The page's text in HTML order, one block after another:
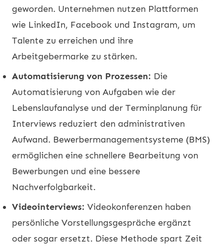
geworden. Unternehmen nutzen Plattformen
wie LinkedIn, Facebook und Instagram, um
Talente zu erreichen und ihre
Arbeitgebermarke zu stärken.
Automatisierung von Prozessen: Die
Automatisierung von Aufgaben wie der
Lebenslaufanalyse und der Terminplanung für
Interviews reduziert den administrativen
Aufwand. Bewerbermanagementsysteme (BMS)
ermöglichen eine schnellere Bearbeitung von
Bewerbungen und eine bessere
Nachverfolgbarkeit.
Videointerviews: Videokonferenzen haben
persönliche Vorstellungsgespräche ergänzt
oder sogar ersetzt. Diese Methode spart Zeit